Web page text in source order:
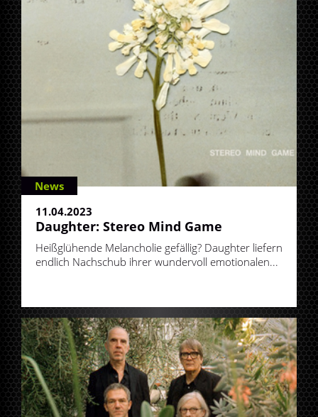
News
11.04.2023
Daughter: Stereo Mind Game
Heißglühende Melancholie gefällig? Daughter liefern
endlich Nachschub ihrer wundervoll emotionalen...